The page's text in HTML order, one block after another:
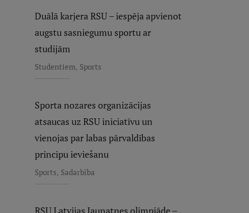
Duālā karjera RSU – iespēja apvienot
augstu sasniegumu sportu ar
studijām
Studentiem, Sports
Sporta nozares organizācijas
atsaucas uz RSU iniciatīvu un
vienojas par labas pārvaldības
principu ieviešanu
Sports, Sadarbība
RSU Latvijas Jaunatnes olimpiāde –